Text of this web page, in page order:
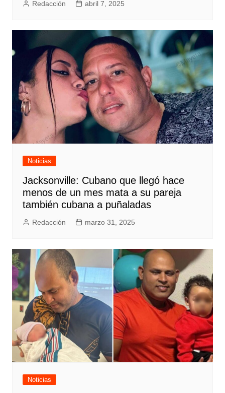
Redacción abril 7, 2025
Noticias
Jacksonville: Cubano que llegó hace
menos de un mes mata a su pareja
también cubana a puñaladas
Redacción marzo 31, 2025
Noticias